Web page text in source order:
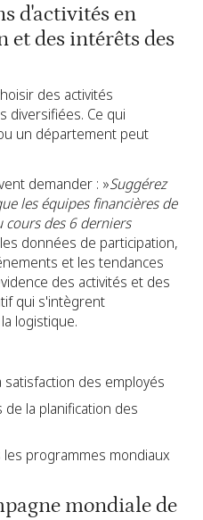
d'activités en
et des intérêts des
des activités
diversifiées. Ce qui
un département peut
demander : »Suggérez
les équipes financières de
cours des 6 derniers
données de participation,
et les tendances
des activités et des
qui s'intègrent
logistique.
des employés
la planification des
programmes mondiaux
mondiale de